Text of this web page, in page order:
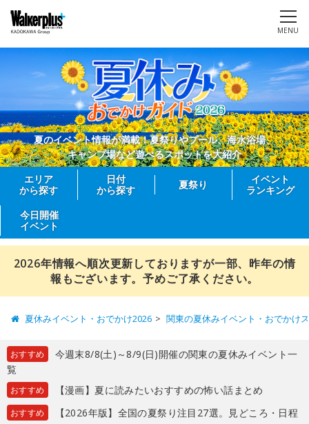
MENU
夏のイベント情報が満載！夏祭りやプール、海水浴場、
キャンプ場など遊べるスポットを大紹介
エリア
から探す
日付
から探す
夏祭り
イベント
ランキング
今日開催
イベント
2026年情報へ順次更新しておりますが一部、昨年の情
報もございます。予めご了承ください。
夏休みイベント・おでかけ2026 関東の夏休みイベント・おでかけ
おすすめ
今週末8/8(土)～8/9(日)開催の関東の夏休みイベント一
覧
おすすめ 【漫画】夏に読みたいおすすめの怖い話まとめ
おすすめ
【2026年版】全国の夏祭り注目27選。見どころ・日程